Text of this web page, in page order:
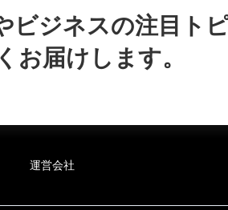
ビジネスの注目ト
お届けします。
運営会社